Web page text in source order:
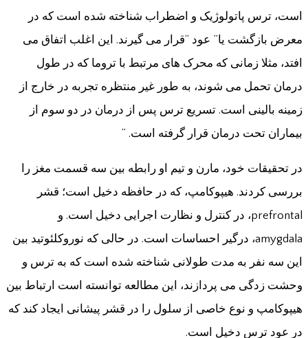
است، ترس پاتولوژیک و اضطراب شناخته شده است که در
معرض بازگشت یا” عود “قرار می گیرند. این اغلب اتفاق می
افتد، مثلا زمانی که محرک های مرتبط با تروما که در طول
درمان تحمل می شوند، به طور غیر منتظره تجربه در خارج از
زمینه بالینی است. تسریع ترس پس از درمان در دو سوم از
بیماران تحت درمان قرار گرفته است. ”
در تحقیقات خود، مارن و تیم او رابطه بین سه قسمت مغز را
بررسی کردند. هیپوکامپ، که در حافظه دخیل است؛ قشر
prefrontal، در کنترل و نظارت اجرایی دخیل است. و
amygdala، درگیر احساسات است. در حالی که نوروکلئوتید بین
این سه نفر به مدت طولانی شناخته شده است که به ترس و
وحشت زدگی می پردازند، این مطالعه توانسته است ارتباط بین
هیپوکامپ و نوع خاصی از سلول را در قشر پیشانی ایجاد کند که
در عود ترس دخیل است.